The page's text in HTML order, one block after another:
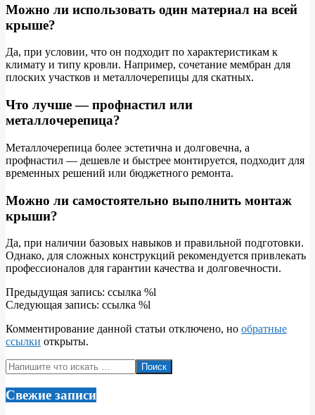
Можно ли использовать один материал на всей
крыше?
Да, при условии, что он подходит по характеристикам к
климату и типу кровли. Например, сочетание мембран для
плоских участков и металлочерепицы для скатных.
Что лучше — профнастил или
металлочерепица?
Металлочерепица более эстетична и долговечна, а
профнастил — дешевле и быстрее монтируется, подходит для
временных решений или бюджетного ремонта.
Можно ли самостоятельно выполнить монтаж
крыши?
Да, при наличии базовых навыков и правильной подготовки.
Однако, для сложных конструкций рекомендуется привлекать
профессионалов для гарантии качества и долговечности.
2026-
05-
Предыдущая запись: ссылка %l
Следующая запись: ссылка %l
Комментирование данной статьи отключено, но обратные
ссылки открыты.
Поиск
Свежие записи